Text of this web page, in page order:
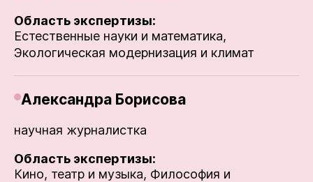
Область экспертизы:
Естественные науки и математика,
Экологическая модернизация и климат
Александра Борисова
научная журналистка
Область экспертизы:
Кино, театр и музыка, Философия и